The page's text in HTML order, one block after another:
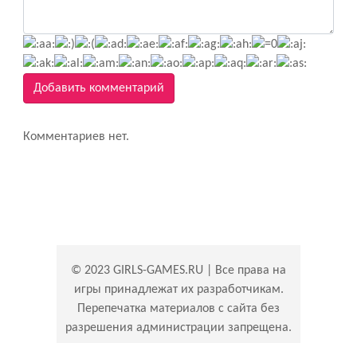
Добавить комментарий
Комментариев нет.
© 2023 GIRLS-GAMES.RU | Все права на
игры принадлежат их разработчикам.
Перепечатка материалов с сайта без
разрешения администрации запрещена.